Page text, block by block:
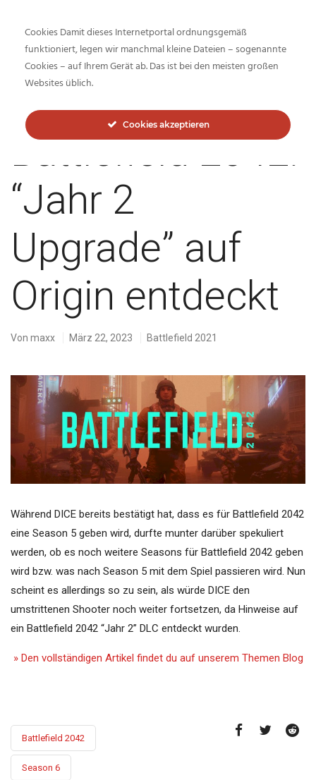
Inside-Network.net
Battlefield 2042:
“Jahr 2
Upgrade” auf
Origin entdeckt
Von maxx März 22, 2023 Battlefield 2021
Während DICE bereits bestätigt hat, dass es für Battlefield 2042
eine Season 5 geben wird, durfte munter darüber spekuliert
werden, ob es noch weitere Seasons für Battlefield 2042 geben
wird bzw. was nach Season 5 mit dem Spiel passieren wird. Nun
scheint es allerdings so zu sein, als würde DICE den
umstrittenen Shooter noch weiter fortsetzen, da Hinweise auf
ein Battlefield 2042 “Jahr 2” DLC entdeckt wurden.
» Den vollständigen Artikel findet du auf unserem Themen Blog
Battlefield 2042
Season 6
Cookies Damit dieses Internetportal ordnungsgemäß
funktioniert, legen wir manchmal kleine Dateien – sogenannte
Cookies – auf Ihrem Gerät ab. Das ist bei den meisten großen
Websites üblich.
Cookies akzeptieren